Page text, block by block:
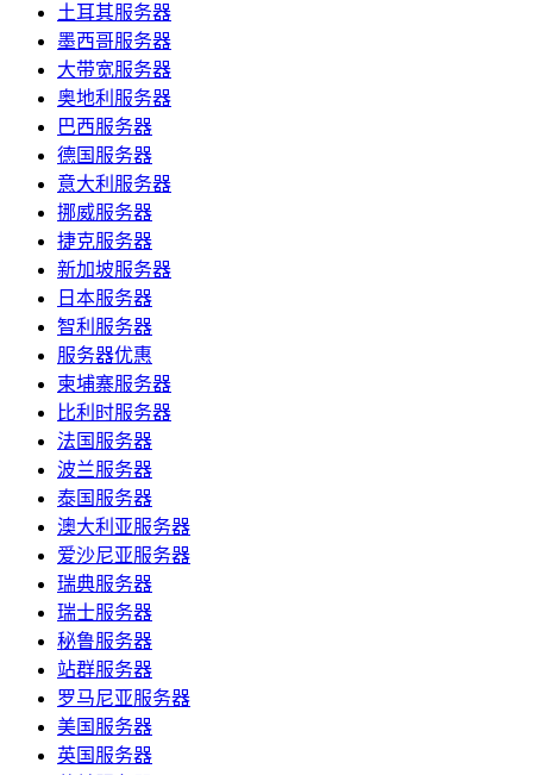
土耳其服务器
墨西哥服务器
大带宽服务器
奥地利服务器
巴西服务器
德国服务器
意大利服务器
挪威服务器
捷克服务器
新加坡服务器
日本服务器
智利服务器
服务器优惠
柬埔寨服务器
比利时服务器
法国服务器
波兰服务器
泰国服务器
澳大利亚服务器
爱沙尼亚服务器
瑞典服务器
瑞士服务器
秘鲁服务器
站群服务器
罗马尼亚服务器
美国服务器
英国服务器